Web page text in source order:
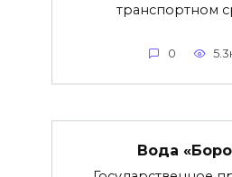
транспортном
0
Вода